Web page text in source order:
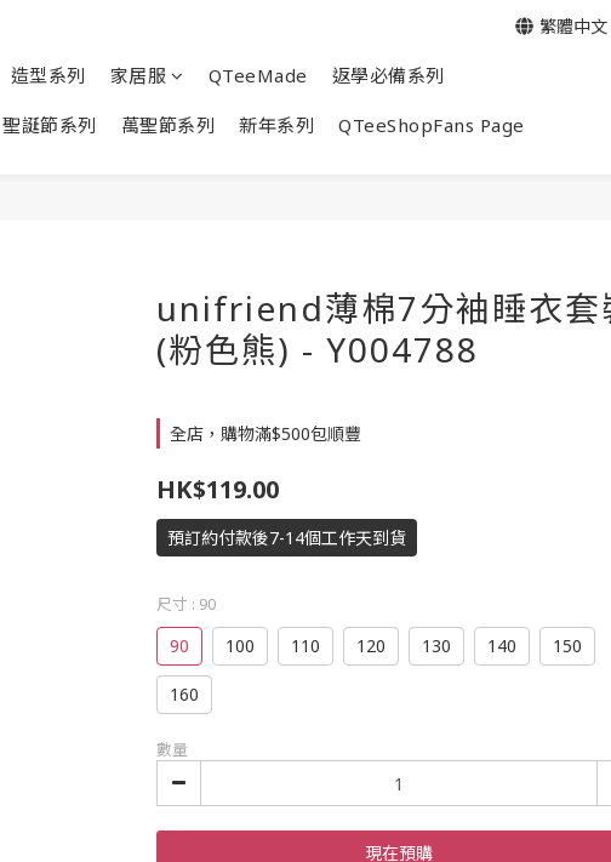
造型系列 家居服 QTeeMade 返學必備系列
聖誕節系列 萬聖節系列 新年系列 QTeeShopFans Page
繁體中文
unifriend薄棉7分袖睡衣套
(粉色熊) - Y004788
全店，購物滿$500包順豐
HK$119.00
預訂約付款後7-14個工作天到貨
尺寸 : 90
90 100 110 120 130 140 150
160
數量
現在預購